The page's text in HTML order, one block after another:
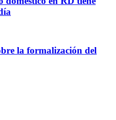
la formalización del